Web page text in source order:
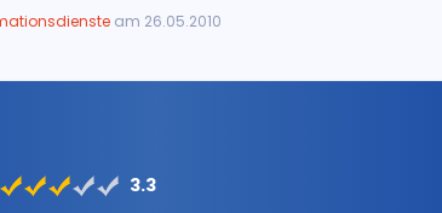
am 26.05.2010
3.3